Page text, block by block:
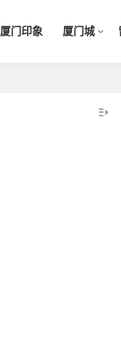
厦门印象 厦门城